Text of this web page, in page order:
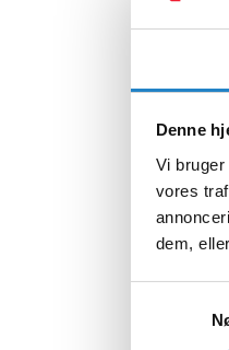
Denne
Vi
vores
dem,